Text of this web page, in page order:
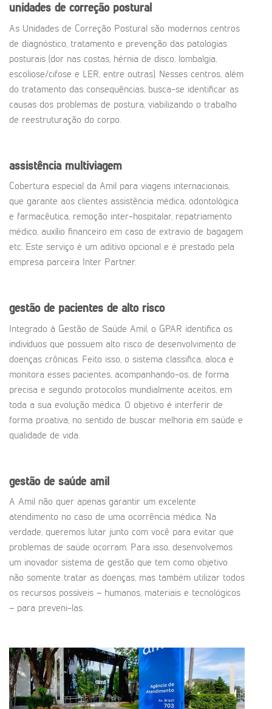
unidades de correção postural
As Unidades de Correção Postural são modernos centros
de diagnóstico, tratamento e prevenção das patologias
posturais (dor nas costas, hérnia de disco, lombalgia,
escoliose/cifose e LER, entre outras). Nesses centros, além
do tratamento das consequências, busca-se identificar as
causas dos problemas de postura, viabilizando o trabalho
de reestruturação do corpo.
assistência multiviagem
Cobertura especial da Amil para viagens internacionais,
que garante aos clientes assistência médica, odontológica
e farmacêutica, remoção inter-hospitalar, repatriamento
médico, auxílio financeiro em caso de extravio de bagagem
etc. Este serviço é um aditivo opcional e é prestado pela
empresa parceira Inter Partner.
gestão de pacientes de alto risco
Integrado à Gestão de Saúde Amil, o GPAR identifica os
indivíduos que possuem alto risco de desenvolvimento de
doenças crônicas. Feito isso, o sistema classifica, aloca e
monitora esses pacientes, acompanhando-os, de forma
precisa e segundo protocolos mundialmente aceitos, em
toda a sua evolução médica. O objetivo é interferir de
forma proativa, no sentido de buscar melhoria em saúde e
qualidade de vida.
gestão de saúde amil
A Amil não quer apenas garantir um excelente
atendimento no caso de uma ocorrência médica. Na
verdade, queremos lutar junto com você para evitar que
problemas de saúde ocorram. Para isso, desenvolvemos
um inovador sistema de gestão que tem como objetivo
não somente tratar as doenças, mas também utilizar todos
os recursos possíveis – humanos, materiais e tecnológicos
– para preveni-las.